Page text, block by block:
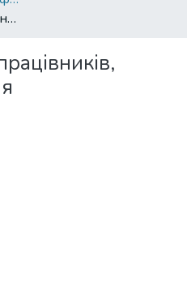
Медичні огляди працівників, актуальні питання